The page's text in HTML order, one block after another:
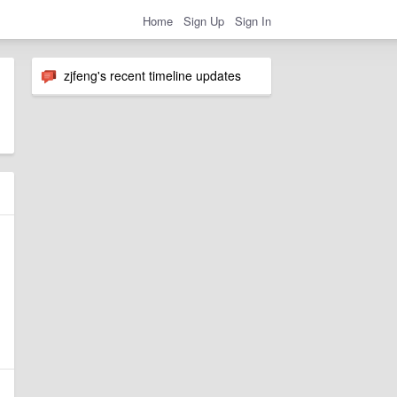
Home Sign Up Sign In
zjfeng's recent timeline updates